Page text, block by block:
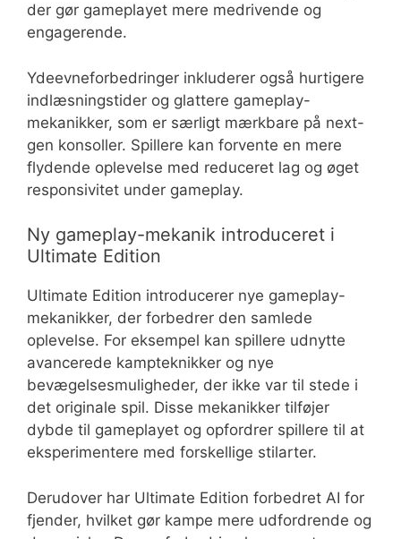
der gør gameplayet mere medrivende og
engagerende.
Ydeevneforbedringer inkluderer også hurtigere
indlæsningstider og glattere gameplay-
mekanikker, som er særligt mærkbare på next-
gen konsoller. Spillere kan forvente en mere
flydende oplevelse med reduceret lag og øget
responsivitet under gameplay.
Ny gameplay-mekanik introduceret i
Ultimate Edition
Ultimate Edition introducerer nye gameplay-
mekanikker, der forbedrer den samlede
oplevelse. For eksempel kan spillere udnytte
avancerede kampteknikker og nye
bevægelsesmuligheder, der ikke var til stede i
det originale spil. Disse mekanikker tilføjer
dybde til gameplayet og opfordrer spillere til at
eksperimentere med forskellige stilarter.
Derudover har Ultimate Edition forbedret AI for
fjender, hvilket gør kampe mere udfordrende og